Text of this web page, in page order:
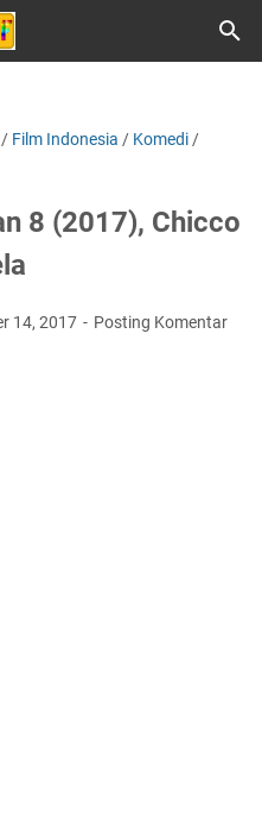
/ Film Indonesia / Komedi /
8 (2017), Chicco
14, 2017 Posting Komentar